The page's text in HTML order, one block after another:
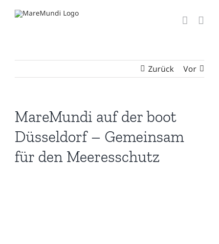
Inhalt
Zurück Vor
MareMundi auf der boot
Düsseldorf – Gemeinsam
für den Meeresschutz